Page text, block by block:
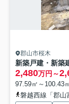
郡山市桜木
2,480万円～
97.59㎡～100.43
磐越西線「郡山